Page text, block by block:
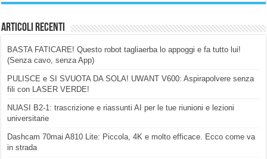
Articoli Recenti
BASTA FATICARE! Questo robot tagliaerba lo appoggi e fa tutto lui!
(Senza cavo, senza App)
PULISCE e SI SVUOTA DA SOLA! UWANT V600: Aspirapolvere senza
fili con LASER VERDE!
NUASI B2-1: trascrizione e riassunti AI per le tue riunioni e lezioni
universitarie
Dashcam 70mai A810 Lite: Piccola, 4K e molto efficace. Ecco come va
in strada